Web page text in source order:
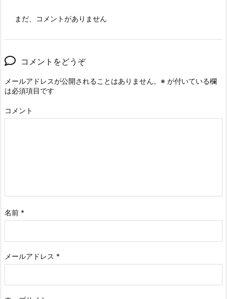
まだ、コメントがありません
コメントをどうぞ
メールアドレスが公開されることはありません。 ※ が付いている欄
は必須項目です
コメント
名前 *
メールアドレス *